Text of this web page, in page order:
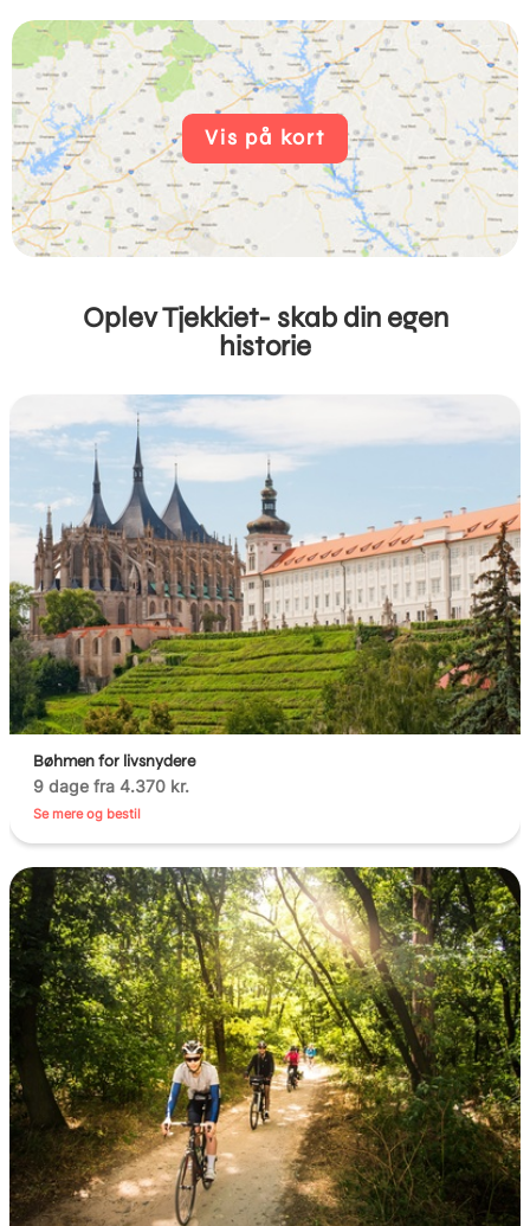
Vis på kort
Oplev Tjekkiet- skab din egen
historie
Bøhmen for livsnydere
9 dage fra 4.370 kr.
Se mere og bestil